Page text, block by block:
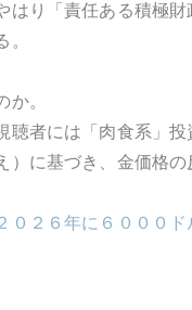
り「責任ある積極
。
者には「肉食系」
に基づき、金価格の
０２６年に６０００